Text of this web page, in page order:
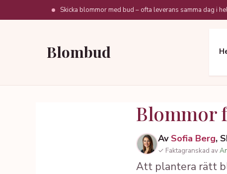
till
Skicka blommor med bud – ofta leverans samma dag i
Blombud
Blommor
Av Sofia Berg,
✓ Faktagranskad av
Att plantera rätt